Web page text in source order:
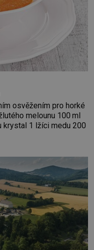
osvěžením pro horké
krystal 1 lžíci medu 200